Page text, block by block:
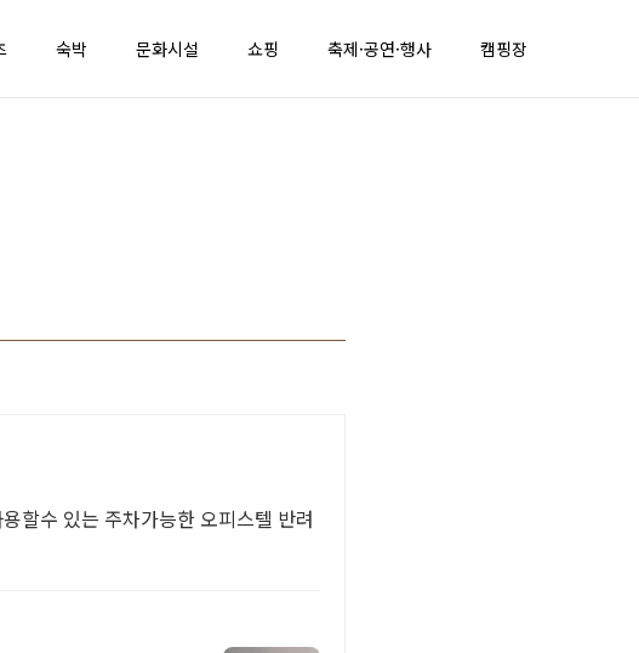
숙박 문화시설 쇼핑 축제·공연·행사 캠핑장
있는 주차가능한 오피스텔 반려